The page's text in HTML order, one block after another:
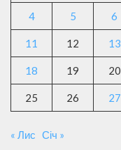
4 5 6
11 12 13
18 19 20
25 26 27
« Лис Січ »